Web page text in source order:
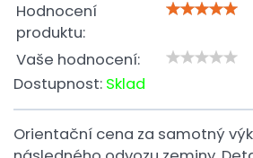
Hodnocení
produktu:
Vaše hodnocení:
Dostupnost: Sklad
Orientační cena za samotný